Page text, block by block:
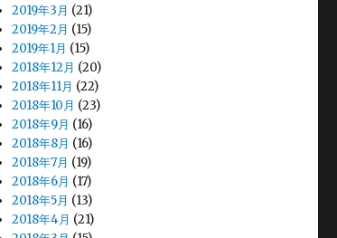
2019年3月 (21)
2019年2月 (15)
2019年1月 (15)
2018年12月 (20)
2018年11月 (22)
2018年10月 (23)
2018年9月 (16)
2018年8月 (16)
2018年7月 (19)
2018年6月 (17)
2018年5月 (13)
2018年4月 (21)